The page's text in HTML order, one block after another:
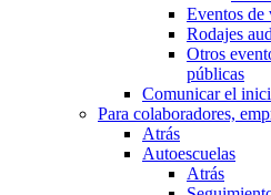
Eventos de
Rodajes
Otros
públicas
Comunicar el
Para colaboradores,
Atrás
Autoescuelas
Atrás